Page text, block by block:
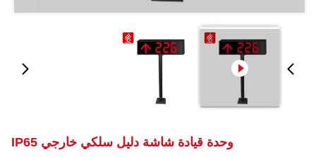
وحدة قيادة شاشة دليل سلكي خارجي IP65